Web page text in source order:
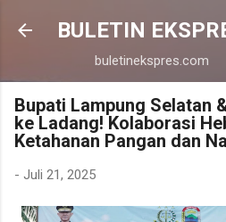
Langsung ke
BULETIN
buletinekspres.com
Bupati Lampung Selatan
ke Ladang! Kolaborasi
Ketahanan Pangan dan
- Juli 21, 2025